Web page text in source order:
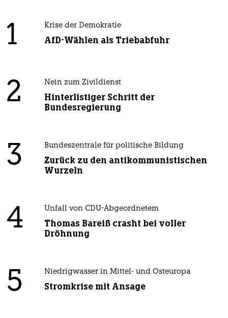
1 Krise der Demokratie
AfD-Wählen als Triebabfuhr
2 Nein zum Zivildienst
Hinterlistiger Schritt der
Bundesregierung
3 Bundeszentrale für politische Bildung
Zurück zu den antikommunistischen
Wurzeln
4 Unfall von CDU-Abgeordnetem
Thomas Bareiß crasht bei voller
Dröhnung
5 Niedrigwasser in Mittel- und Osteuropa
Stromkrise mit Ansage